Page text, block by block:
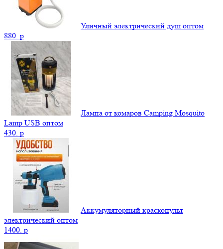
Уличный электрический душ оптом
880. p
Лампа от комаров Camping Mosquito
Lamp USB оптом
430. p
Аккумуляторный краскопульт
электрический оптом
1400. p